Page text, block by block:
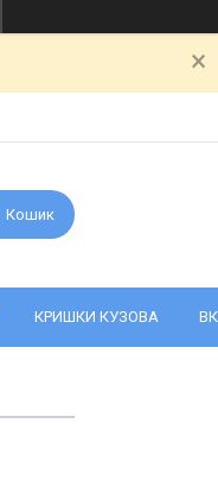
Кошик
КРИШКИ КУЗОВА